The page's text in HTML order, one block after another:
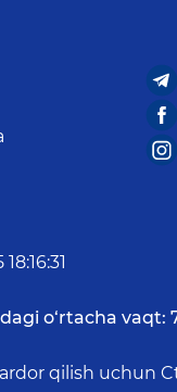
o‘rtacha vaqt:
qilish uchun